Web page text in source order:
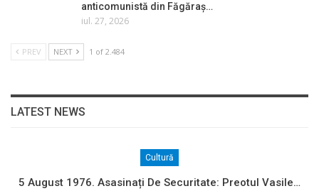
anticomunistă din Făgăraș…
iul. 27, 2026
PREV NEXT 1 of 2.484
LATEST NEWS
Cultură
5 August 1976. Asasinați De Securitate: Preotul Vasile…